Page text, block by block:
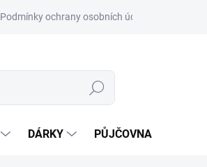
Podmínky ochrany osobních údajů
Hledat
DÁRKY PŮJČOVNA